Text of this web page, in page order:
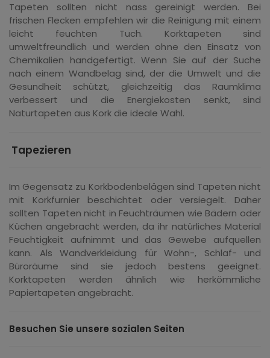
Tapeten sollten nicht nass gereinigt werden. Bei
frischen Flecken empfehlen wir die Reinigung mit einem
leicht feuchten Tuch. Korktapeten sind
umweltfreundlich und werden ohne den Einsatz von
Chemikalien handgefertigt. Wenn Sie auf der Suche
nach einem Wandbelag sind, der die Umwelt und die
Gesundheit schützt, gleichzeitig das Raumklima
verbessert und die Energiekosten senkt, sind
Naturtapeten aus Kork die ideale Wahl.
Tapezieren
Im Gegensatz zu Korkbodenbelägen sind Tapeten nicht
mit Korkfurnier beschichtet oder versiegelt. Daher
sollten Tapeten nicht in Feuchträumen wie Bädern oder
Küchen angebracht werden, da ihr natürliches Material
Feuchtigkeit aufnimmt und das Gewebe aufquellen
kann. Als Wandverkleidung für Wohn-, Schlaf- und
Büroräume sind sie jedoch bestens geeignet.
Korktapeten werden ähnlich wie herkömmliche
Papiertapeten angebracht.
Besuchen Sie unsere sozialen Seiten